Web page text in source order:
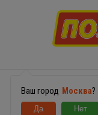
Ваш город Москва?